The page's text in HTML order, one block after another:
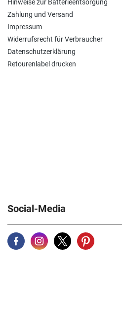
Hinweise zur Batterieentsorgung
Zahlung und Versand
Impressum
Widerrufsrecht für Verbraucher
Datenschutzerklärung
Retourenlabel drucken
Social-Media